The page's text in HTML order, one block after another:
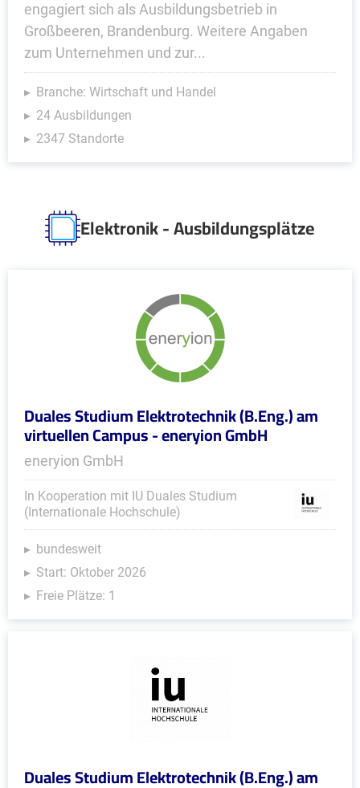
engagiert sich als Ausbildungsbetrieb in
Großbeeren, Brandenburg. Weitere Angaben
zum Unternehmen und zur...
Branche: Wirtschaft und Handel
24 Ausbildungen
2347 Standorte
Elektronik - Ausbildungsplätze
Duales Studium Elektrotechnik (B.Eng.) am
virtuellen Campus - eneryion GmbH
eneryion GmbH
In Kooperation mit IU Duales Studium
(Internationale Hochschule)
bundesweit
Start: Oktober 2026
Freie Plätze: 1
Duales Studium Elektrotechnik (B.Eng.) am